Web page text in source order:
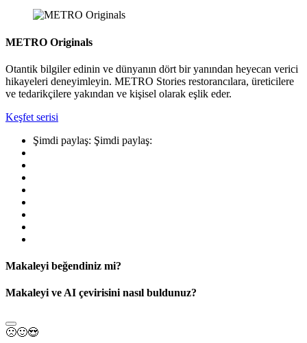
METRO Originals
Otantik bilgiler edinin ve dünyanın dört bir yanından heyecan verici
hikayeleri deneyimleyin. METRO Stories restorancılara, üreticilere
ve tedarikçilere yakından ve kişisel olarak eşlik eder.
Keşfet serisi
Şimdi paylaş: Şimdi paylaş:
Makaleyi beğendiniz mi?
Makaleyi ve AI çevirisini nasıl buldunuz?
🙁🙂😍